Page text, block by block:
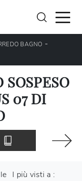
BAGNO -
07 DI
I più visti a :